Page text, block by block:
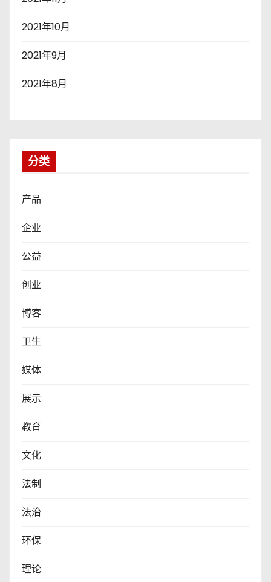
2021年10月
2021年9月
2021年8月
分类
产品
企业
公益
创业
博客
卫生
媒体
展示
教育
文化
法制
法治
环保
理论